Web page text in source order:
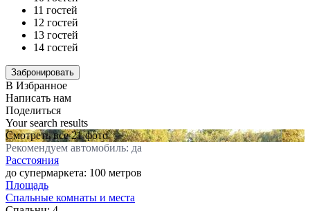
11 гостей
12 гостей
13 гостей
14 гостей
В Избранное
Написать нам
Поделиться
Your search results
Смотреть все 21 фото
Рекомендуем автомобиль: да
Расстояния
до супермаркета: 100 метров
Площадь
Спальные комнаты и места